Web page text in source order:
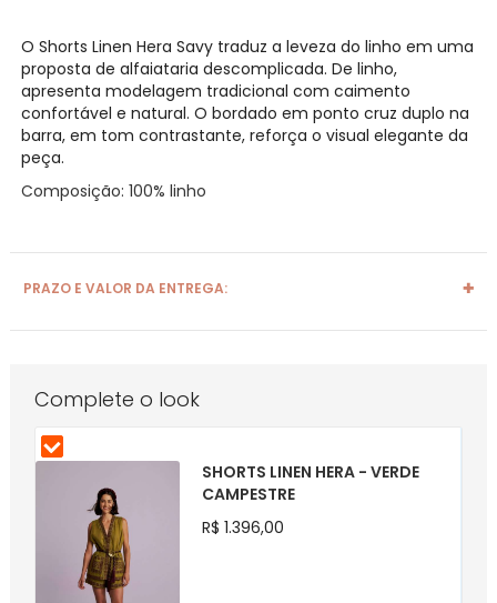
O Shorts Linen Hera Savy traduz a leveza do linho em uma
proposta de alfaiataria descomplicada. De linho,
apresenta modelagem tradicional com caimento
confortável e natural. O bordado em ponto cruz duplo na
barra, em tom contrastante, reforça o visual elegante da
peça.
Composição: 100% linho
PRAZO E VALOR DA ENTREGA:
Complete o look
SHORTS LINEN HERA - VERDE
CAMPESTRE
R$ 1.396,00